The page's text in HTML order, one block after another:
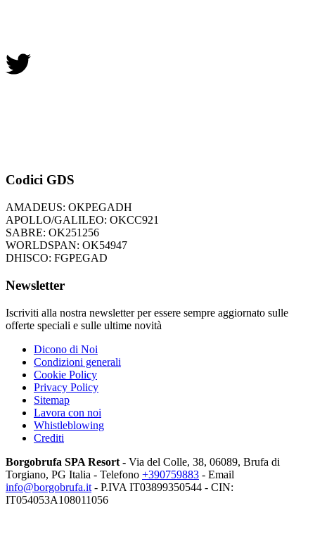
Codici GDS
AMADEUS: OKPEGADH
APOLLO/GALILEO: OKCC921
SABRE: OK251256
WORLDSPAN: OK54947
DHISCO: FGPEGAD
Newsletter
Iscriviti alla nostra newsletter per essere sempre aggiornato sulle
offerte speciali e sulle ultime novità
Dicono di Noi
Condizioni generali
Cookie Policy
Privacy Policy
Sitemap
Lavora con noi
Whistleblowing
Crediti
Borgobrufa SPA Resort - Via del Colle, 38, 06089, Brufa di
Torgiano, PG Italia - Telefono +390759883 - Email
info@borgobrufa.it - P.IVA IT03899350544 - CIN:
IT054053A108011056